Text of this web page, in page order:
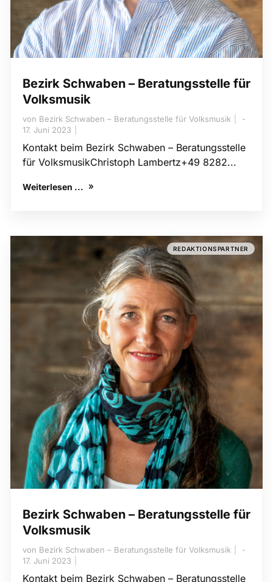
Bezirk Schwaben – Beratungsstelle für
Volksmusik
von Bezirk Schwaben – Beratungsstelle für Volksmusik
17. Juni 2023
Kontakt beim Bezirk Schwaben – Beratungsstelle
für VolksmusikChristoph Lambertz+49 8282...
Weiterlesen ...
REDAKTIONSPARTNER
Bezirk Schwaben – Beratungsstelle für
Volksmusik
von Bezirk Schwaben – Beratungsstelle für Volksmusik
17. Juni 2023
Kontakt beim Bezirk Schwaben – Beratungsstelle